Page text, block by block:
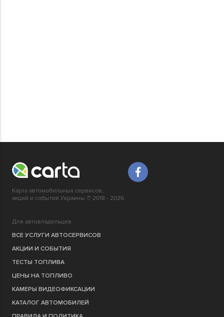
Карта автомобильных сервисов,
акций и событий Украины © 2018 - 2026
Для автовладельцев
ВСЕ УСЛУГИ АВТОСЕРВИСОВ
АКЦИИ И СОБЫТИЯ
ТЕСТЫ ТОПЛИВА
ЦЕНЫ НА ТОПЛИВО
КАМЕРЫ ВИДЕОФИКСАЦИИ
КАТАЛОГ АВТОМОБИЛЕЙ